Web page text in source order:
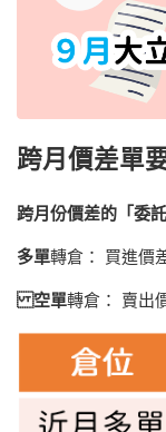
跨月價差單
跨月份價差的「委
多單轉倉： 買進價
空單轉倉： 賣出